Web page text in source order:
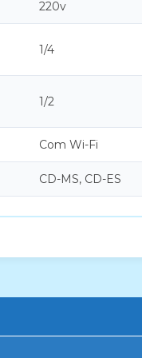
220v
1/4
1/2
Com Wi-Fi
CD-MS, CD-ES